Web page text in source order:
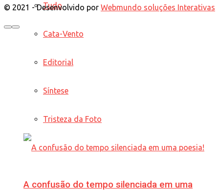
Tudo
Cata-Vento
Editorial
Síntese
Tristeza da Foto
A confusão do tempo silenciada em uma
© 2021 - Desenvolvido por Webmundo soluções Interativas